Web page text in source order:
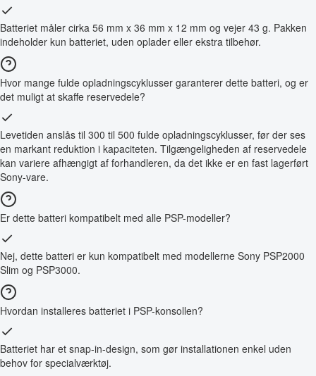
Batteriet måler cirka 56 mm x 36 mm x 12 mm og vejer 43 g. Pakken
indeholder kun batteriet, uden oplader eller ekstra tilbehør.
Hvor mange fulde opladningscyklusser garanterer dette batteri, og er
det muligt at skaffe reservedele?
Levetiden anslås til 300 til 500 fulde opladningscyklusser, før der ses
en markant reduktion i kapaciteten. Tilgængeligheden af reservedele
kan variere afhængigt af forhandleren, da det ikke er en fast lagerført
Sony-vare.
Er dette batteri kompatibelt med alle PSP-modeller?
Nej, dette batteri er kun kompatibelt med modellerne Sony PSP2000
Slim og PSP3000.
Hvordan installeres batteriet i PSP-konsollen?
Batteriet har et snap-in-design, som gør installationen enkel uden
behov for specialværktøj.